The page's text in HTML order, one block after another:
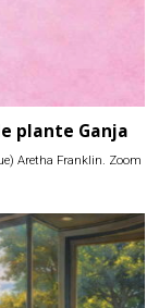
plante Ganja
Aretha Franklin. Zoom